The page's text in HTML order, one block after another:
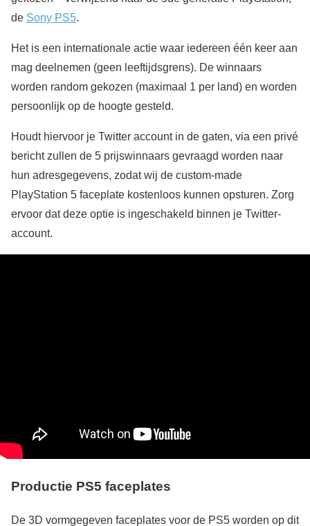
de Sony PS5.
Het is een internationale actie waar iedereen één keer aan
mag deelnemen (geen leeftijdsgrens). De winnaars
worden random gekozen (maximaal 1 per land) en worden
persoonlijk op de hoogte gesteld.
Houdt hiervoor je Twitter account in de gaten, via een privé
bericht zullen de 5 prijswinnaars gevraagd worden naar
hun adresgegevens, zodat wij de custom-made
PlayStation 5 faceplate kostenloos kunnen opsturen. Zorg
ervoor dat deze optie is ingeschakeld binnen je Twitter-
account.
Productie PS5 faceplates
De 3D vormgegeven faceplates voor de PS5 worden op dit